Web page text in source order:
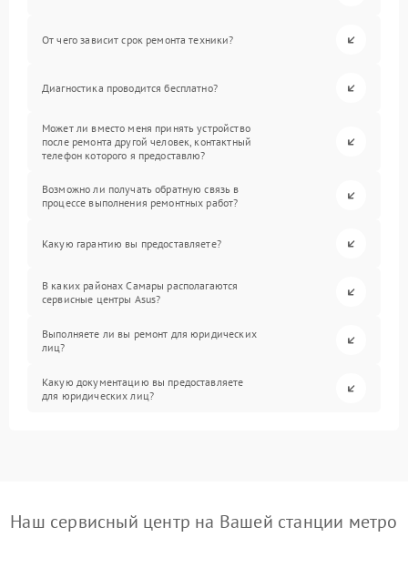
От чего зависит срок ремонта техники?
Диагностика проводится бесплатно?
Может ли вместо меня принять устройство
после ремонта другой человек, контактный
телефон которого я предоставлю?
Возможно ли получать обратную связь в
процессе выполнения ремонтных работ?
Какую гарантию вы предоставляете?
В каких районах Самары располагаются
сервисные центры Asus?
Выполняете ли вы ремонт для юридических
лиц?
Какую документацию вы предоставляете
для юридических лиц?
Наш сервисный центр на Вашей станции метро